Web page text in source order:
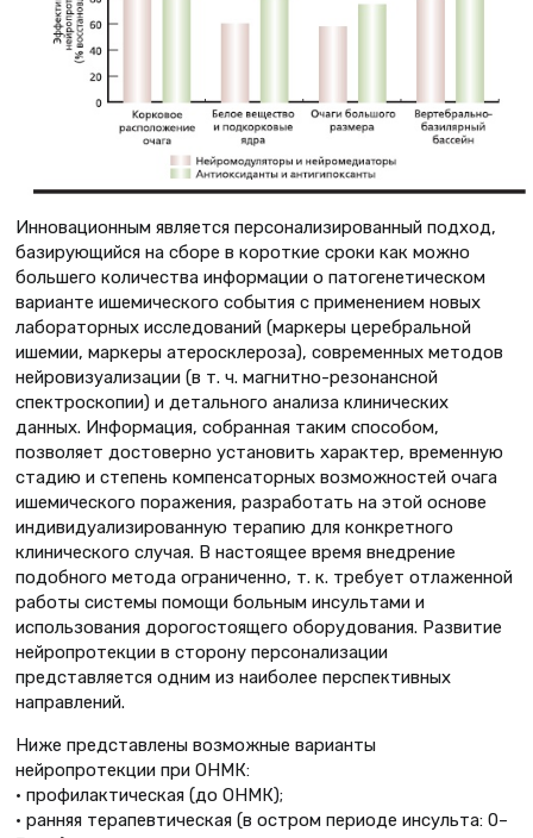
Инновационным является персонализированный подход,
базирующийся на сборе в короткие сроки как можно
большего количества информации о патогенетическом
варианте ишемического события с применением новых
лабораторных исследований (маркеры церебральной
ишемии, маркеры атеросклероза), современных методов
нейровизуализации (в т. ч. магнитно-резонансной
спектроскопии) и детального анализа клинических
данных. Информация, собранная таким способом,
позволяет достоверно установить характер, временную
стадию и степень компенсаторных возможностей очага
ишемического поражения, разработать на этой основе
индивидуализированную терапию для конкретного
клинического случая. В настоящее время внедрение
подобного метода ограниченно, т. к. требует отлаженной
работы системы помощи больным инсультами и
использования дорогостоящего оборудования. Развитие
нейропротекции в сторону персонализации
представляется одним из наиболее перспективных
направлений.
Ниже представлены возможные варианты
нейропротекции при ОНМК:
• профилактическая (до ОНМК);
• ранняя терапевтическая (в остром периоде инсульта: 0–